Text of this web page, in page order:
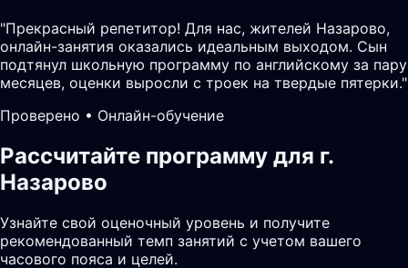
"Прекрасный репетитор! Для нас, жителей Назарово,
онлайн-занятия оказались идеальным выходом. Сын
подтянул школьную программу по английскому за пару
месяцев, оценки выросли с троек на твердые пятерки."
Проверено • Онлайн-обучение
Рассчитайте программу для г.
Назарово
Узнайте свой оценочный уровень и получите
рекомендованный темп занятий с учетом вашего
часового пояса и целей.